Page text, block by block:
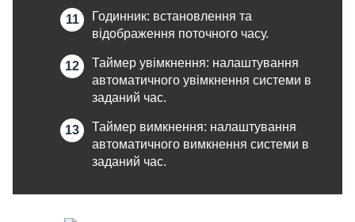
Годинник: встановлення та
відображення поточного часу.
Таймер увімкнення: налаштування
автоматичного увімкнення системи в
заданий час.
Таймер вимкнення: налаштування
автоматичного вимкнення системи в
заданий час.